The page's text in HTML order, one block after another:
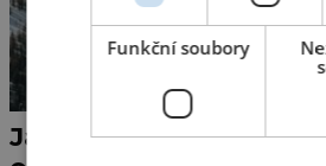
Jak reagují horské
Funkční soubory